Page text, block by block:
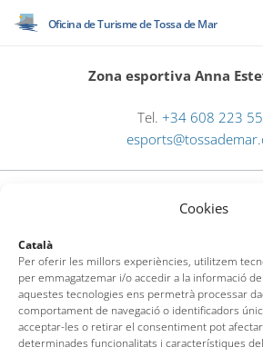
Cookies
Català
Per oferir les millors experiències, utilitzem
per emmagatzemar i/o accedir a la informació
aquestes tecnologies ens permetrà processar
comportament de navegació o identificadors
acceptar-les o retirar el consentiment pot
determinades funcionalitats i característiques
Oficina de Turisme de Tossa de Mar
Zona esportiva Anna
Tel. +34 608 223
Oficina de Turisme de